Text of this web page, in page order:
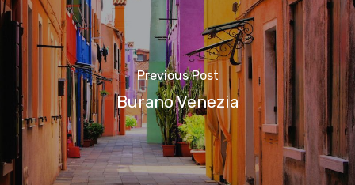
Previous Post
Burano Venezia